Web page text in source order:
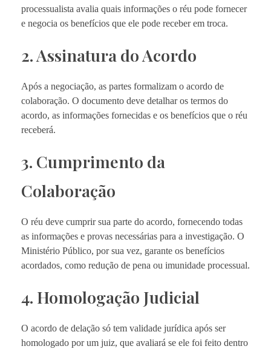
processualista avalia quais informações o réu pode fornecer
e negocia os benefícios que ele pode receber em troca.
2. Assinatura do Acordo
Após a negociação, as partes formalizam o acordo de
colaboração. O documento deve detalhar os termos do
acordo, as informações fornecidas e os benefícios que o réu
receberá.
3. Cumprimento da
Colaboração
O réu deve cumprir sua parte do acordo, fornecendo todas
as informações e provas necessárias para a investigação. O
Ministério Público, por sua vez, garante os benefícios
acordados, como redução de pena ou imunidade processual.
4. Homologação Judicial
O acordo de delação só tem validade jurídica após ser
homologado por um juiz, que avaliará se ele foi feito dentro